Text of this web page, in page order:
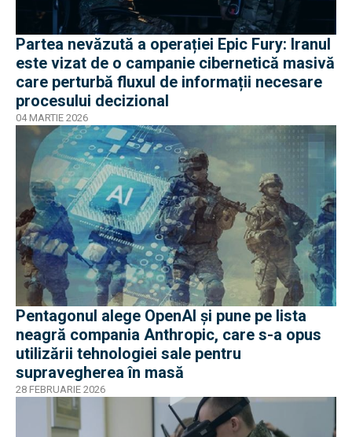
Partea nevăzută a operației Epic Fury: Iranul
este vizat de o campanie cibernetică masivă
care perturbă fluxul de informații necesare
procesului decizional
04 MARTIE 2026
Pentagonul alege OpenAI și pune pe lista
neagră compania Anthropic, care s-a opus
utilizării tehnologiei sale pentru
supravegherea în masă
28 FEBRUARIE 2026